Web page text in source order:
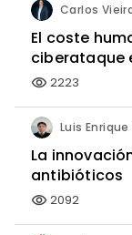
El coste
ciberataque
visibility 2223
La
antibióticos
visibility 2092